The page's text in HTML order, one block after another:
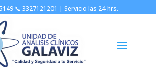
📞 3327121201 | Servicio las 24 hrs.